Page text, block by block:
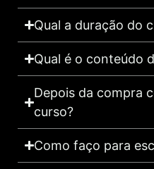
Qual a duração do
Qual é o conteúdo
Depois da compra
curso?
Como faço para